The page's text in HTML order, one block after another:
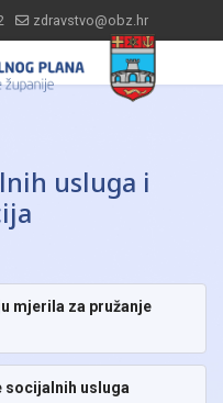
zdravstvo@obz.hr
usluga i
mjerila za pružanje
socijalnih usluga